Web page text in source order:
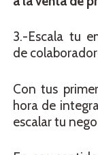
3.-Escala tu
de
Con tus
hora de
escalar tu